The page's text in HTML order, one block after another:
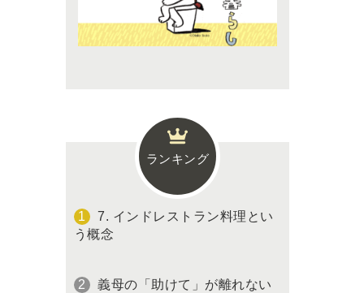
ランキング
7. インドレストラン料理とい
う概念
義母の「助けて」が離れない